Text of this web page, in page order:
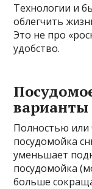
Технологии и
облегчить
Это не про
удобство.
варианты
Полностью или
посудомойка
уменьшает
посудомойка
больше